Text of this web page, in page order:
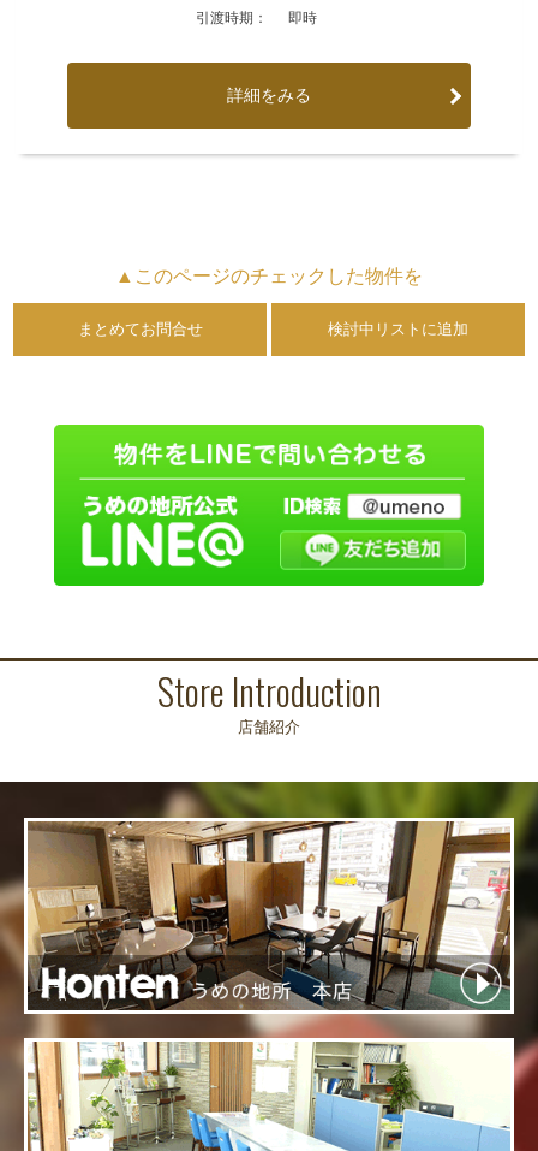
引渡時期：
即時
詳細をみる
▲このページのチェックした物件を
まとめてお問合せ 検討中リストに追加
Store Introduction
店舗紹介